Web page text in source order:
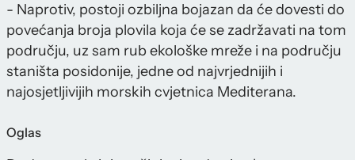
- Naprotiv, postoji ozbiljna bojazan da će dovesti do
povećanja broja plovila koja će se zadržavati na tom
području, uz sam rub ekološke mreže i na području
staništa posidonije, jedne od najvrjednijih i
najosjetljivijih morskih cvjetnica Mediterana.
Oglas